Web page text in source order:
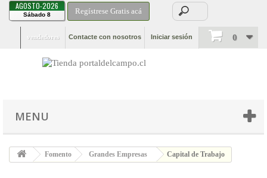
Sábado 8
AGOSTO-2026
Regístrese Gratis acá
0
Iniciar sesión
Contacte con nosotros
vendedores
MENU
Fomento Grandes Empresas Capital de Trabajo